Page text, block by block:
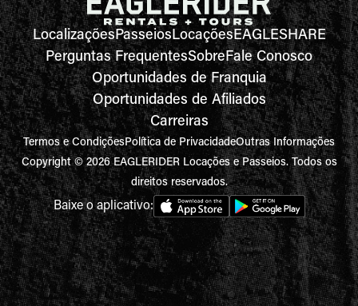
LocalizaçõesPasseiosLocaçõesEAGLESHARE
Perguntas FrequentesSobreFale Conosco
Oportunidades de Franquia
Oportunidades de Afiliados
Carreiras
Termos e CondiçõesPolítica de PrivacidadeOutras Informações
Copyright © 2026 EAGLERIDER Locações e Passeios. Todos os
direitos reservados.
Baixe o aplicativo: